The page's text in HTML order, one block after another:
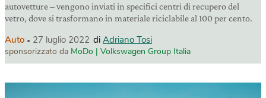
autovetture – vengono inviati in specifici centri di recupero del
vetro, dove si trasformano in materiale riciclabile al 100 per cento.
Auto 27 luglio 2022 di Adriano Tosi
sponsorizzato da MoDo | Volkswagen Group Italia